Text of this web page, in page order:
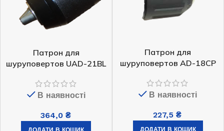
Патрон для
шуруповертов UAD-21BL
В наявності
364,0 ₴
Патрон для
шуруповертов AD-18CP
В наявності
227,5₴